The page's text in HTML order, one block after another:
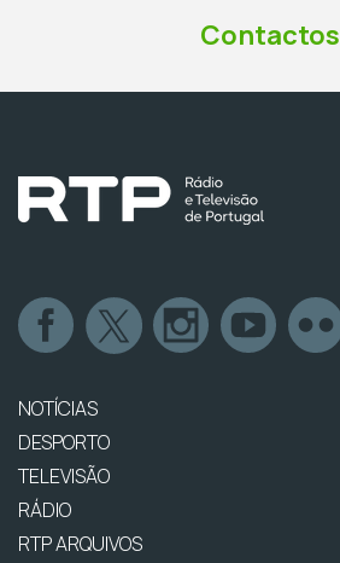
Contactos
NOTÍCIAS
DESPORTO
TELEVISÃO
RÁDIO
RTP ARQUIVOS